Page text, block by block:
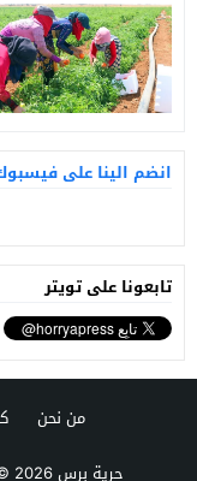
انضم الينا على
تابعونا على تويتر
من نحن
حرية برس Horrya press© 2026 جميع الحقوق